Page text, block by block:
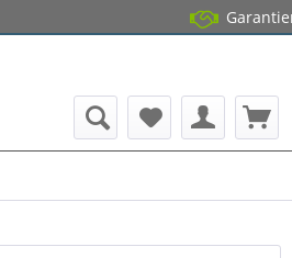
14
Garantierter